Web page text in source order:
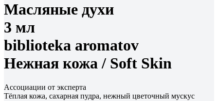
Масляные духи
3 мл
biblioteka aromatov
Нежная кожа / Soft Skin
Ассоциации от эксперта
Тёплая кожа, сахарная пудра, нежный цветочный мускус